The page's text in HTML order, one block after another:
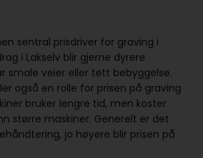
sentral prisdriver for graving i
i Lakselv blir gjerne dyrere
smale veier eller tett bebyggelse.
også en rolle for prisen på graving
bruker lengre tid, men koster
større maskiner. Generelt er det
jo høyere blir prisen på